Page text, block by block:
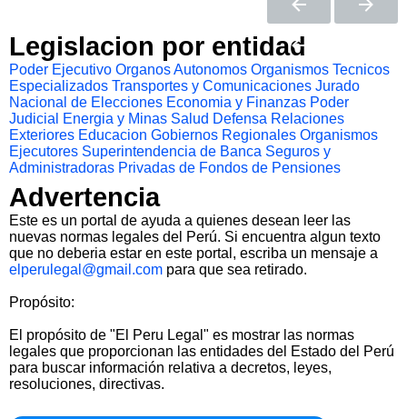
Legislacion por entidad
Poder Ejecutivo Organos Autonomos Organismos Tecnicos
Especializados Transportes y Comunicaciones Jurado
Nacional de Elecciones Economia y Finanzas Poder
Judicial
Energia y Minas Salud Defensa Relaciones
Exteriores Educacion Gobiernos Regionales Organismos
Ejecutores Superintendencia de Banca Seguros y
Administradoras Privadas de Fondos de Pensiones
Advertencia
Este es un portal de ayuda a quienes desean leer las
nuevas normas legales del Perú. Si encuentra algun texto
que no deberia estar en este portal, escriba un mensaje a
elperulegal@gmail.com para que sea retirado.
Propósito:
El propósito de "El Peru Legal" es mostrar las normas
legales que proporcionan las entidades del Estado del Perú
para buscar información relativa a decretos, leyes,
resoluciones, directivas.